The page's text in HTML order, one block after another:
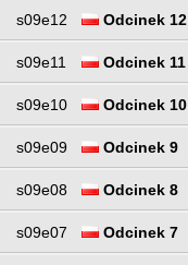
s09e12 Odcinek 12
s09e11 Odcinek 11
s09e10 Odcinek 10
s09e09 Odcinek 9
s09e08 Odcinek 8
s09e07 Odcinek 7